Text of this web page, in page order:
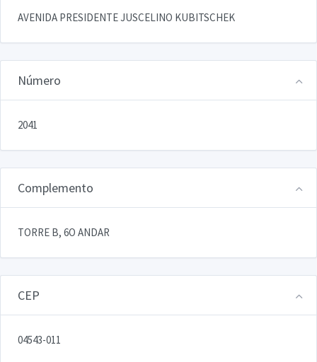
AVENIDA PRESIDENTE JUSCELINO KUBITSCHEK
Número
2041
Complemento
TORRE B, 6O ANDAR
CEP
04543-011